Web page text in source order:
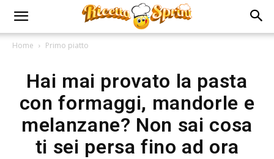
Home Primo piatto
Hai mai provato la pasta
con formaggi, mandorle e
melanzane? Non sai cosa
ti sei persa fino ad ora